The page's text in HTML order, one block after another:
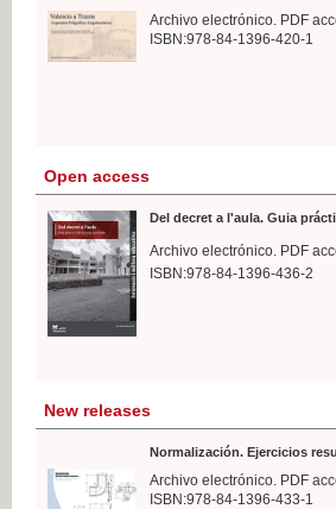
Archivo electrónico. PDF
ISBN:978-84-1396-420-1
Open access
Del decret a l'aula. Guia
Archivo electrónico. PDF
ISBN:978-84-1396-436-2
New releases
Normalización. Ejercicios
Archivo electrónico. PDF
ISBN:978-84-1396-433-1